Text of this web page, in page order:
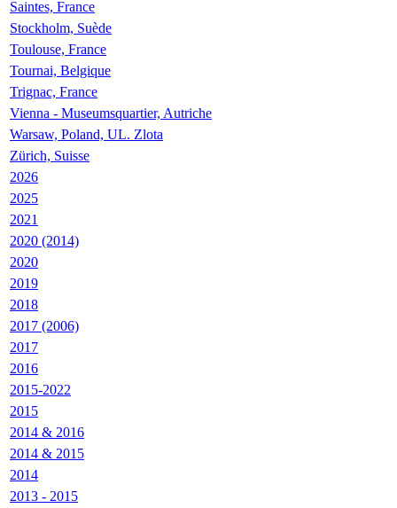
Saintes, France
Stockholm, Suède
Toulouse, France
Tournai, Belgique
Trignac, France
Vienna - Museumsquartier, Autriche
Warsaw, Poland, UL. Zlota
Zürich, Suisse
2026
2025
2021
2020 (2014)
2020
2019
2018
2017 (2006)
2017
2016
2015-2022
2015
2014 & 2016
2014 & 2015
2014
2013 - 2015